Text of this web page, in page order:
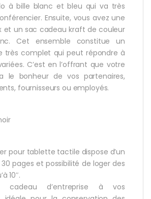
à bille blanc et bleu qui va très
Ensuite, vous avez une
un sac cadeau kraft de couleur
Cet ensemble constitue un
très complet qui peut répondre à
C’est en l’offrant que votre
le bonheur de vos partenaires,
fournisseurs ou employés.
pour tablette tactile dispose d’un
pages et possibilité de loger des
10″.
d’entreprise à vos